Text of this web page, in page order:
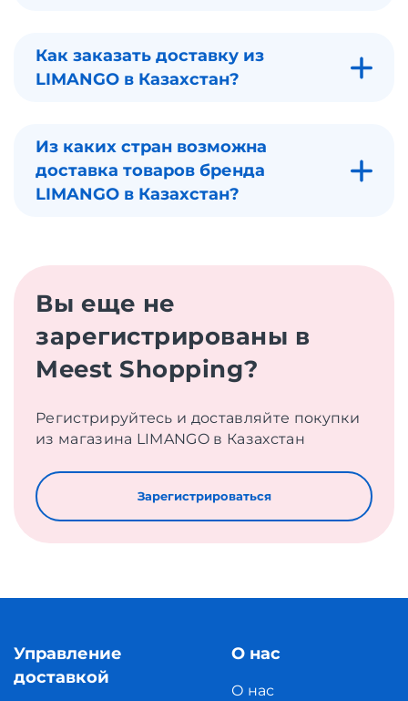
Как заказать доставку из
LIMANGO в Казахстан?
Из каких стран возможна
доставка товаров бренда
LIMANGO в Казахстан?
Вы еще не
зарегистрированы в
Meest Shopping?
Регистрируйтесь и доставляйте покупки
из магазина LIMANGO в Казахстан
Зарегистрироваться
Управление
доставкой
О нас
О нас